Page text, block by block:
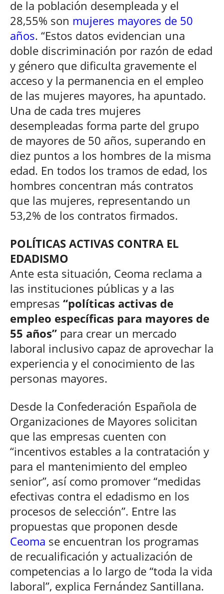
de la población desempleada y el
28,55% son mujeres mayores de 50
años. “Estos datos evidencian una
doble discriminación por razón de edad
y género que dificulta gravemente el
acceso y la permanencia en el empleo
de las mujeres mayores, ha apuntado.
Una de cada tres mujeres
desempleadas forma parte del grupo
de mayores de 50 años, superando en
diez puntos a los hombres de la misma
edad. En todos los tramos de edad, los
hombres concentran más contratos
que las mujeres, representando un
53,2% de los contratos firmados.
POLÍTICAS ACTIVAS CONTRA EL
EDADISMO
Ante esta situación, Ceoma reclama a
las instituciones públicas y a las
empresas “políticas activas de
empleo específicas para mayores de
55 años” para crear un mercado
laboral inclusivo capaz de aprovechar la
experiencia y el conocimiento de las
personas mayores.
Desde la Confederación Española de
Organizaciones de Mayores solicitan
que las empresas cuenten con
“incentivos estables a la contratación y
para el mantenimiento del empleo
senior”, así como promover “medidas
efectivas contra el edadismo en los
procesos de selección”. Entre las
propuestas que proponen desde
Ceoma se encuentran los programas
de recualificación y actualización de
competencias a lo largo de “toda la vida
laboral”, explica Fernández Santillana.